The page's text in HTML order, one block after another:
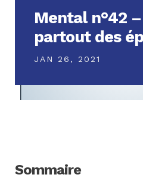
Mental n°42
partout des
JAN 26, 2021
Sommaire